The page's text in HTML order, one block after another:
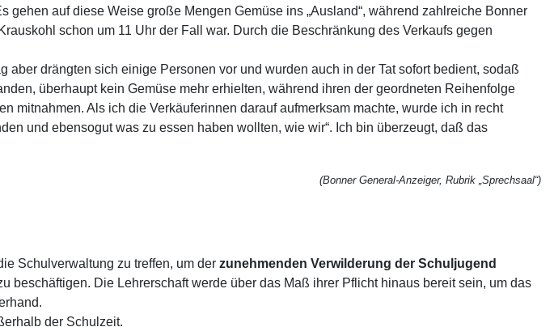
auf diese Weise große Mengen Gemüse ins „Ausland“, während zahlreiche Bonner
schon um 11 Uhr der Fall war. Durch die Beschränkung des Verkaufs gegen
drängten sich einige Personen vor und wurden auch in der Tat sofort bedient, sodaß
überhaupt kein Gemüse mehr erhielten, während ihren der geordneten Reihenfolge
mitnahmen. Als ich die Verkäuferinnen darauf aufmerksam machte, wurde ich in recht
und ebensogut was zu essen haben wollten, wie wir“. Ich bin überzeugt, daß das
(Bonner General-Anzeiger, Rubrik „Sprechsaal“)
Schulverwaltung zu treffen, um der zunehmenden Verwilderung der Schuljugend
Die Lehrerschaft werde über das Maß ihrer Pflicht hinaus bereit sein, um das
der Schulzeit.